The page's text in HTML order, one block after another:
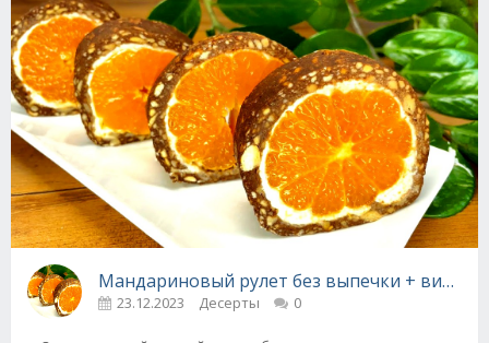
Мандариновый рулет без выпечки + видео
23.12.2023 Десерты 0